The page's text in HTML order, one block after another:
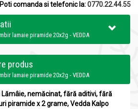
Poti comanda si telefonic la:0770.22.44.55
lamaie piramide 20x2g - VEDDA
produs
lamaie piramide 20x2g - VEDDA
Lămâie, nemăcinat, fără aditivi, fără
piramide x 2 grame, Vedda Kalpo